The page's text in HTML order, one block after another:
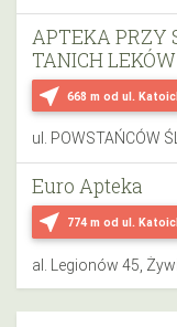
near_me 668 m od ul.
APTEKA PRZY
TANICH LEKÓW
ul. POWSTAŃCÓW
near_me 774 m od ul.
Euro Apteka
al. Legionów 45,